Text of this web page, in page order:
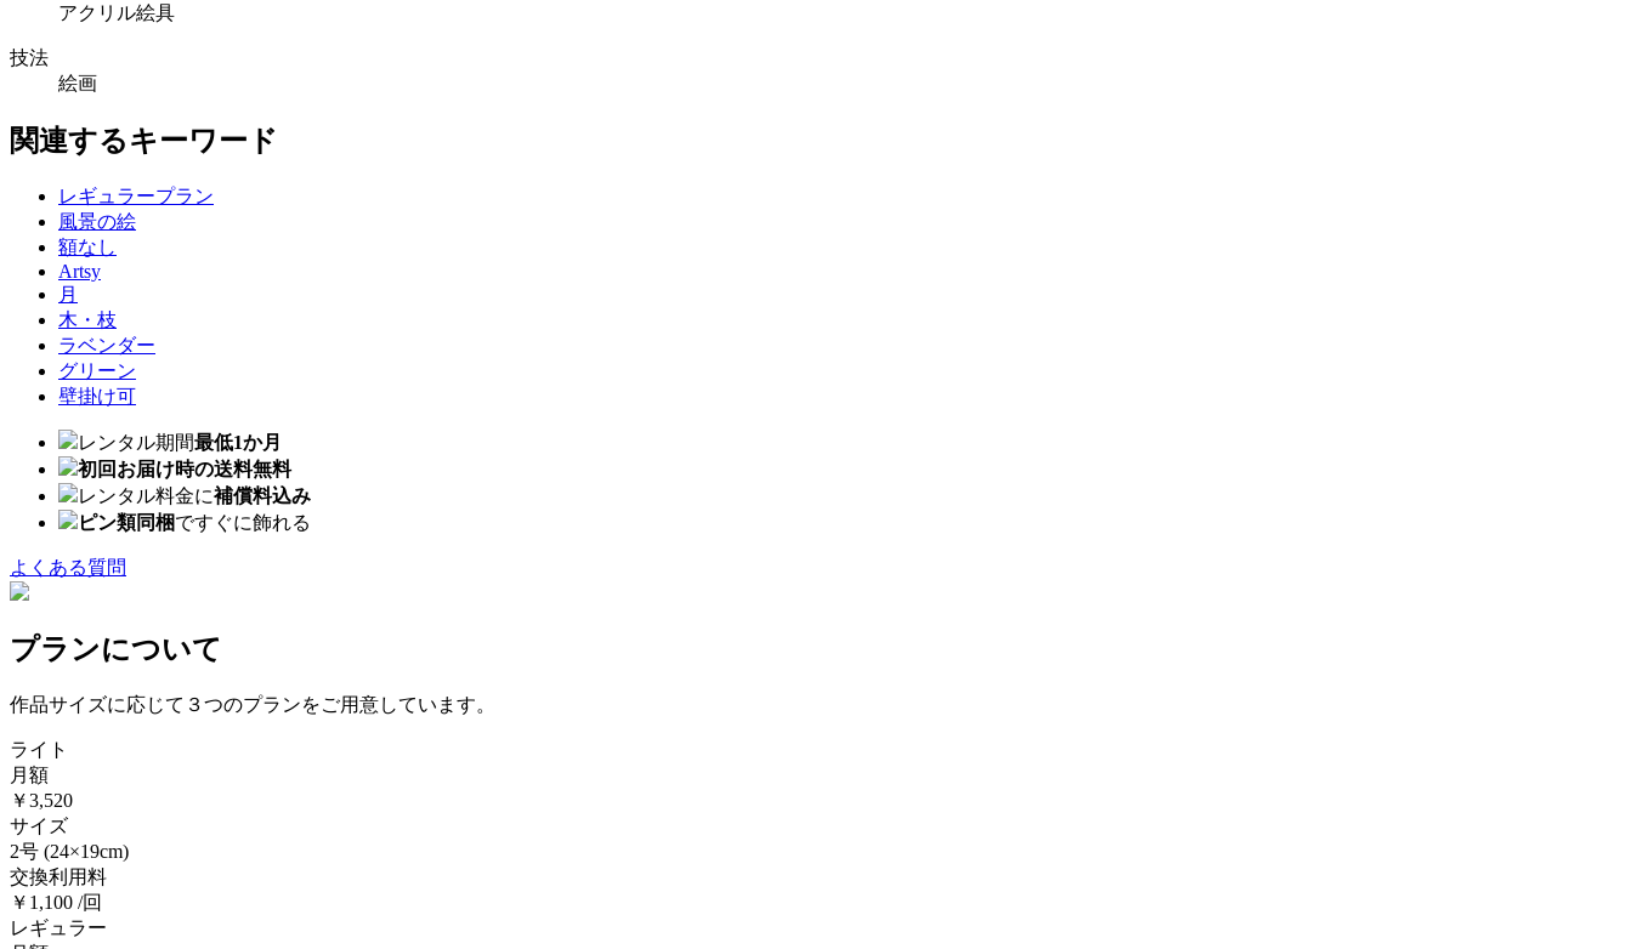
アクリル絵具
技法
絵画
関連するキーワード
レギュラープラン
風景の絵
額なし
Artsy
月
木・枝
ラベンダー
グリーン
壁掛け可
レンタル期間最低1か月
初回お届け時の送料無料
レンタル料金に補償料込み
ピン類同梱ですぐに飾れる
よくある質問
プランについて
作品サイズに応じて３つのプランをご用意しています。
ライト
月額
￥3,520
サイズ
2号 (24×19cm)
交換利用料
￥1,100 /回
レギュラー